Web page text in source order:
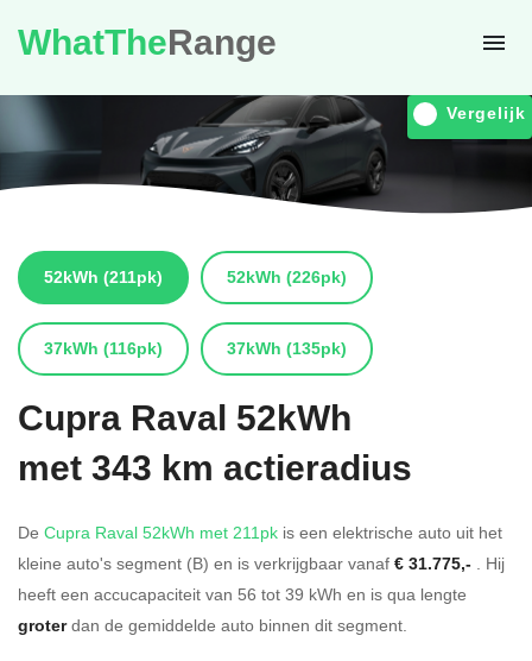
WhatTheRange
Vergelijk
52kWh (211pk) 52kWh (226pk)
37kWh (116pk) 37kWh (135pk)
Cupra Raval 52kWh
met 343 km actieradius
De Cupra Raval 52kWh met 211pk is een elektrische auto uit het
kleine auto's segment (B) en is verkrijgbaar vanaf € 31.775,- . Hij
heeft een accucapaciteit van 56 tot 39 kWh en is qua lengte
groterdan de gemiddelde auto binnen dit segment.